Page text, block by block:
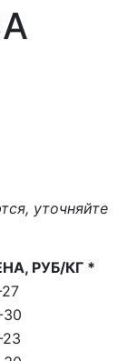
уточняйте
РУБ/КГ *
27
30
23